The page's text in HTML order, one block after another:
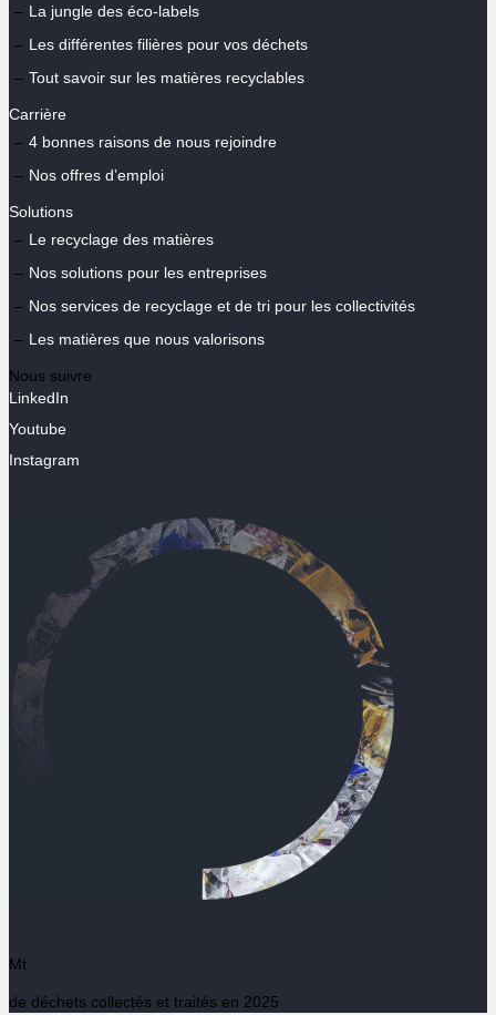
On a attendu d'être sûrs que le contenu de
ce site vous intéresse avant de vous
À quoi servent ces cookies :
La jungle des éco-labels
Les différentes filières pour vos déchets
Tout savoir sur les matières recyclables
Carrière
4 bonnes raisons de nous rejoindre
Nos offres d’emploi
Solutions
Le recyclage des matières
Nos solutions pour les entreprises
Nos services de recyclage et de tri pour les collectivités
Les matières que nous valorisons
Nous suivre
LinkedIn
Youtube
Instagram
Mt
de déchets collectés et traités en 2025